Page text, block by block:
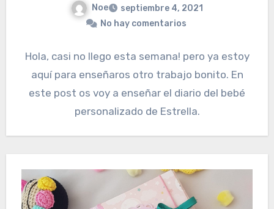
Noe
septiembre 4, 2021
No hay comentarios
Hola, casi no llego esta semana! pero ya estoy
aquí para enseñaros otro trabajo bonito. En
este post os voy a enseñar el diario del bebé
personalizado de Estrella.